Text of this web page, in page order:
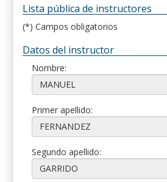
Lista pública de instructores
(*) Campos obligatorios
Datos del instructor
Nombre:
Primer apellido:
Segundo apellido: